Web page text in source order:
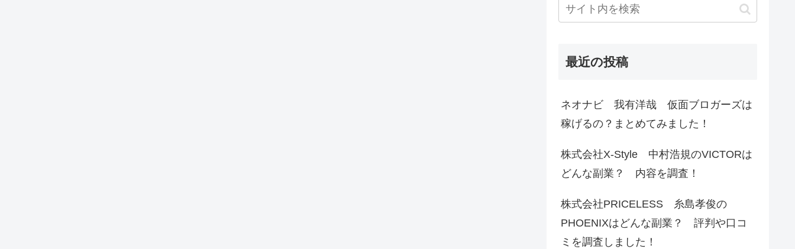
最近の投稿
ネオナビ 我有洋哉 仮面ブロガーズは
稼げるの？まとめてみました！
株式会社X-Style 中村浩規のVICTORは
どんな副業？ 内容を調査！
株式会社PRICELESS 糸島孝俊の
PHOENIXはどんな副業？ 評判や口コ
ミを調査しました！